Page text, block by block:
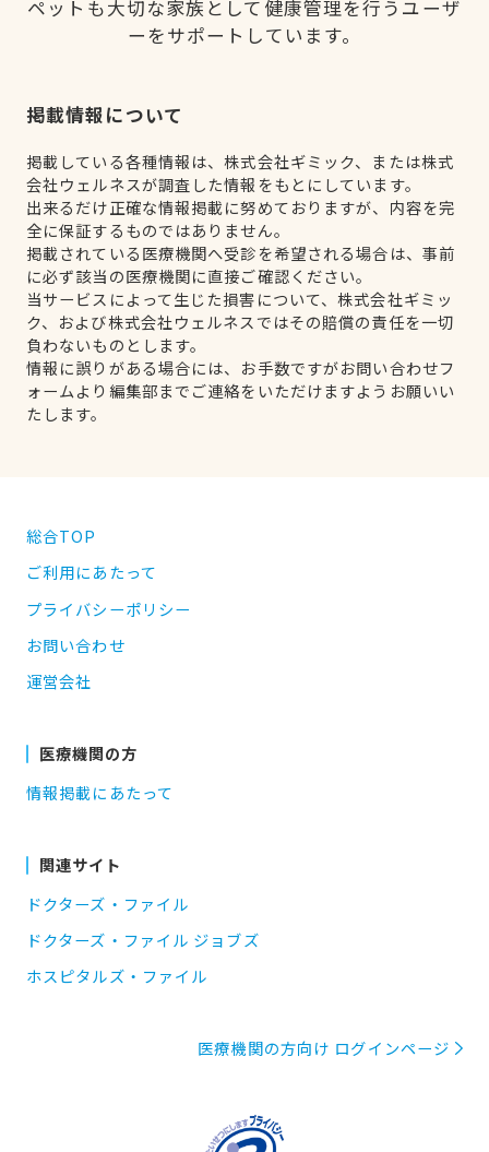
ペットも大切な家族として健康管理を行うユーザ
ーをサポートしています。
掲載情報について
掲載している各種情報は、株式会社ギミック、または株式
会社ウェルネスが調査した情報をもとにしています。
出来るだけ正確な情報掲載に努めておりますが、内容を完
全に保証するものではありません。
掲載されている医療機関へ受診を希望される場合は、事前
に必ず該当の医療機関に直接ご確認ください。
当サービスによって生じた損害について、株式会社ギミッ
ク、および株式会社ウェルネスではその賠償の責任を一切
負わないものとします。
情報に誤りがある場合には、お手数ですがお問い合わせフ
ォームより編集部までご連絡をいただけますようお願いい
たします。
総合TOP
ご利用にあたって
プライバシーポリシー
お問い合わせ
運営会社
医療機関の方
情報掲載にあたって
関連サイト
ドクターズ・ファイル
ドクターズ・ファイル ジョブズ
ホスピタルズ・ファイル
医療機関の方向け ログインページ